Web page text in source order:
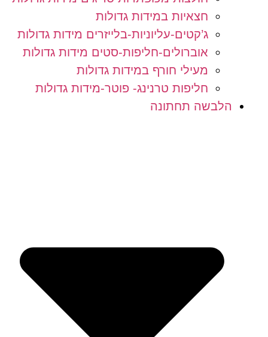
חצאיות במידות גדולות
ג’קטים-עליוניות-בלייזרים מידות גדולות
אוברולים-חליפות-סטים מידות גדולות
מעילי חורף במידות גדולות
חליפות טרנינג- פוטר-מידות גדולות
הלבשה תחתונה